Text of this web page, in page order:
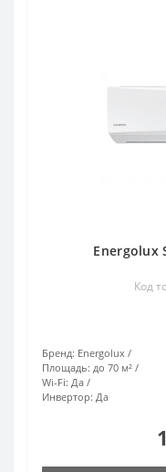
Energolux
Код
Бренд: Energolux
Площадь: до 70 м²
Wi-Fi: Да
Инвертор: Да